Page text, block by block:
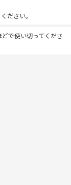
ださい。
で使い切ってくださ